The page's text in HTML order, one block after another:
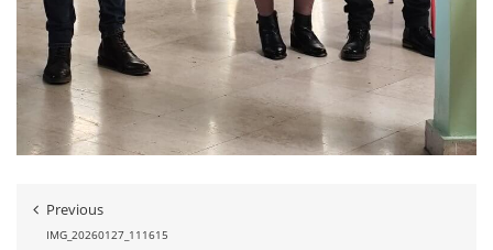
Previous
IMG_20260127_111615